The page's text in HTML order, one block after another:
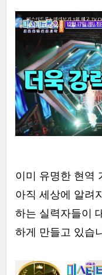
이미 유명한 현역
아직 세상에 알려
하는 실력자들이
하게 만들고 있습